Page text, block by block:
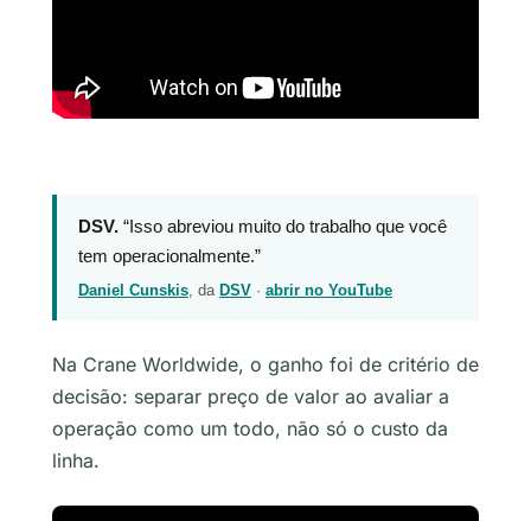
DSV. “Isso abreviou muito do trabalho que você
tem operacionalmente.”
Daniel Cunskis, da DSV · abrir no YouTube
Na Crane Worldwide, o ganho foi de critério de
decisão: separar preço de valor ao avaliar a
operação como um todo, não só o custo da
linha.